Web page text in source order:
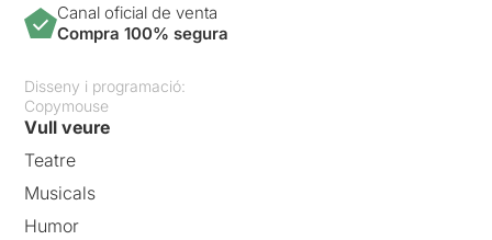
Canal oficial de venta
Compra 100% segura
Disseny i programació:
Copymouse
Vull veure
Teatre
Musicals
Humor